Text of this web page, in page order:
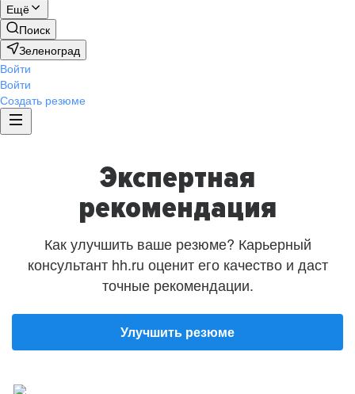
Ещё
Поиск
Зеленоград
Войти
Войти
Создать резюме
Экспертная
рекомендация
Как улучшить ваше резюме? Карьерный
консультант hh.ru оценит его качество и даст
точные рекомендации.
Улучшить резюме